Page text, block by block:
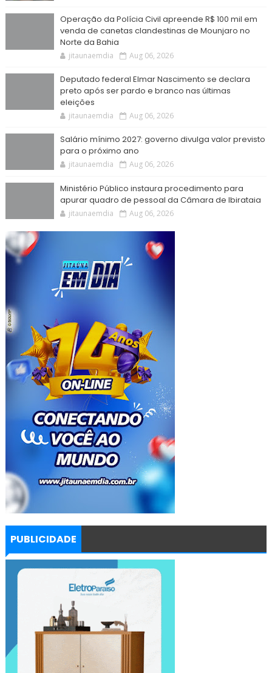
Operação da Polícia Civil apreende R$ 100 mil em
venda de canetas clandestinas de Mounjaro no
Norte da Bahia
jitaunaemdia Aug 06, 2026
Deputado federal Elmar Nascimento se declara
preto após ser pardo e branco nas últimas
eleições
jitaunaemdia Aug 06, 2026
Salário mínimo 2027: governo divulga valor previsto
para o próximo ano
jitaunaemdia Aug 06, 2026
Ministério Público instaura procedimento para
apurar quadro de pessoal da Câmara de Ibirataia
jitaunaemdia Aug 06, 2026
PUBLICIDADE